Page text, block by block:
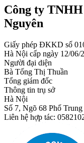
Công ty
Nguyên
Giấy phép ĐKKD số
Hà Nội cấp ngày 12/06/
Người đại diện
Bà Tống Thị Thuần
Tổng giám đốc
Thông tin trụ sở
Hà Nội
Số 7, Ngõ 68 Phố
Liên hệ hợp tác: